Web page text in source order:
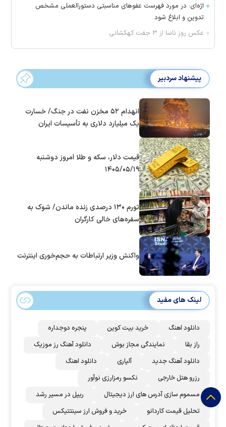
اژه‌ای: در مورد فهرست عفو‌های مناسبتی دستورالعملی مشخص
تدوین و ابلاغ شود
عکس روز ناسا از ۳ جفت کهکشانی
پیشنهاد سردبیر
انهدام ۵۲ مخزن نفت در جنگ/ خسارت
یک میلیارد دلاری به تأسیسات ایران
قیمت دلار، سکه و طلا امروز دوشنبه
۱۴۰۵/۰۵/۱۹
تورم ۱۳۰ درصدی زنده ماندن/ شوک به
سفره‌های خالی کارگران
واکنش وزیر ارتباطات به حجم‌خوری اینترنت
لینک های مفید
دانلود اهنگ خرید بیت کوین
پنجره دوجداره
راز بقا
نمایندگی مجاز بوش
دانلود آهنگ رز‌ موزیک
دانلود آهنگ جدید
آلپاری
دانلود اهنگ
رزرو هتل خارجی
نکسو رمزارزی نوآور
مسموم سازی آدرس های ارز دیجیتال
ریپل در مسیر رشد
تحلیل قیمت کاردانو
خرید و فروش ارز سینتتیکس